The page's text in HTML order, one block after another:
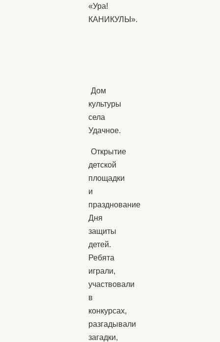
«Ура!
КАНИКУЛЫ».
Дом
культуры
села
Удачное.
Открытие
детской
площадки
и
празднование
Дня
защиты
детей.
Ребята
играли,
участвовали
в
конкурсах,
разгадывали
загадки,